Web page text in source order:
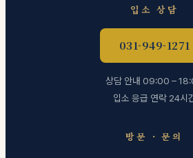
입소 상담
031-949-1271
상담 안내 09:00 –
입소 응급 연락 24시
방문 · 문의